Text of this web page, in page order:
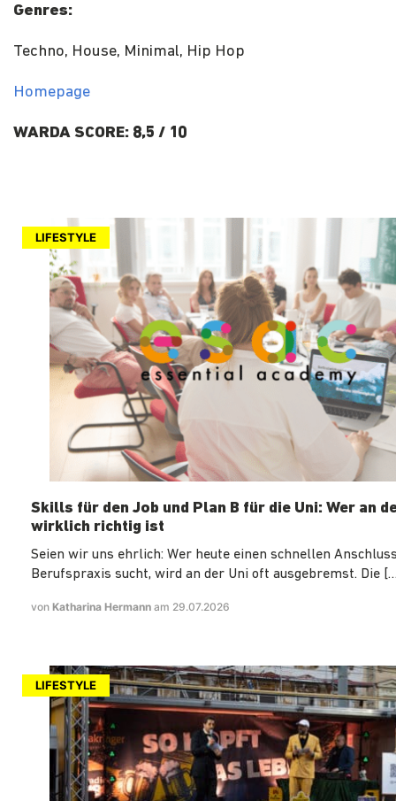
Genres:
Techno, House, Minimal, Hip Hop
Homepage
WARDA SCORE: 8,5 / 10
LIFESTYLE
Skills für den Job und Plan B für die Uni: Wer an
wirklich richtig ist
Seien wir uns ehrlich: Wer heute einen schnellen
Berufspraxis sucht, wird an der Uni oft ausgebremst. Die
von Katharina Hermann am 29.07.2026
LIFESTYLE